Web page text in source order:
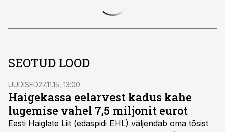
SEOTUD LOOD
UUDISED27.11.15, 13:00
Haigekassa eelarvest kadus kahe
lugemise vahel 7,5 miljonit eurot
Eesti Haiglate Liit (edaspidi EHL) väljendab oma tõsist